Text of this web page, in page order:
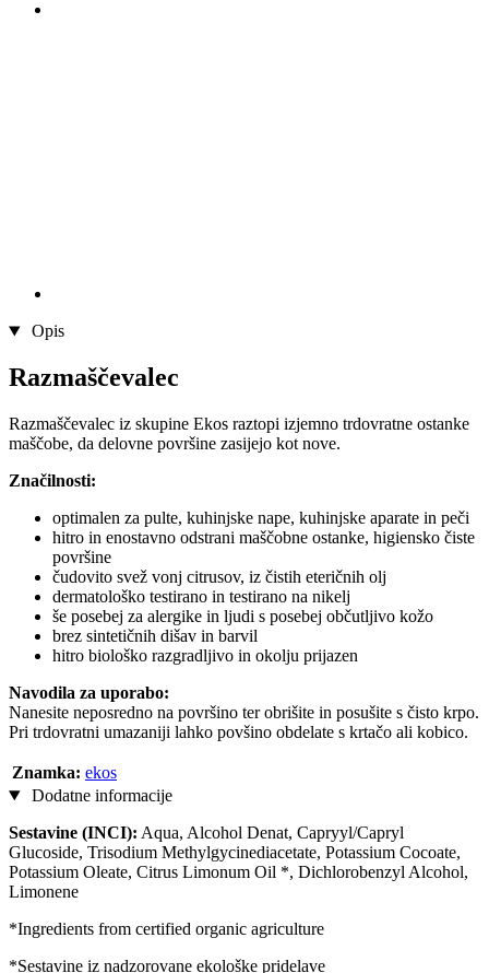
Opis
Razmaščevalec
Razmaščevalec iz skupine Ekos raztopi izjemno trdovratne ostanke
maščobe, da delovne površine zasijejo kot nove.
Značilnosti:
optimalen za pulte, kuhinjske nape, kuhinjske aparate in peči
hitro in enostavno odstrani maščobne ostanke, higiensko čiste
površine
čudovito svež vonj citrusov, iz čistih eteričnih olj
dermatološko testirano in testirano na nikelj
še posebej za alergike in ljudi s posebej občutljivo kožo
brez sintetičnih dišav in barvil
hitro biološko razgradljivo in okolju prijazen
Navodila za uporabo:
Nanesite neposredno na površino ter obrišite in posušite s čisto krpo.
Pri trdovratni umazaniji lahko povšino obdelate s krtačo ali kobico.
Znamka: ekos
Dodatne informacije
Sestavine (INCI): Aqua, Alcohol Denat, Capryyl/Capryl
Glucoside, Trisodium Methylgycinediacetate, Potassium Cocoate,
Potassium Oleate, Citrus Limonum Oil *, Dichlorobenzyl Alcohol,
Limonene
*Ingredients from certified organic agriculture
*Sestavine iz nadzorovane ekološke pridelave